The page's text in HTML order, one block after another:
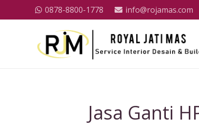
0878-8800-1778 info@rojamas.com
Jasa Ganti